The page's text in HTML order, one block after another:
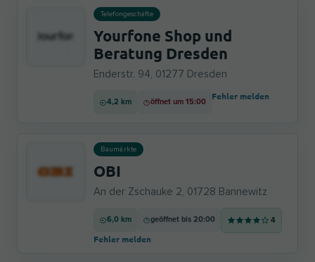
Telefongeschäfte
Yourfone Shop und
Beratung Dresden
Enderstr. 94, 01277 Dresden
4,2 km öffnet um 15:00
Fehler melden
Baumärkte
OBI
An der Zschauke 2, 01728 Bannewitz
6,0 km geöffnet bis 20:00 4
Fehler melden